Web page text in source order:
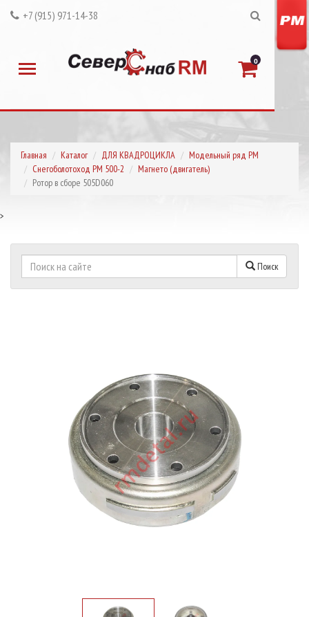
+7 (915) 971-14-38
0
Главная Каталог ДЛЯ КВАДРОЦИКЛА
Модельный ряд РМ
Снегоболотоход РМ 500-2
Магнето (двигатель)
Ротор в сборе 505D060
>
Поиск